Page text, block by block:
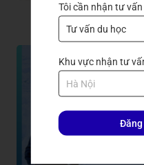
DongA University
NGUYỄN VĂN KHẢI
Tôi cần nhận tư vấn
Khu vực nhận tư
Đăng